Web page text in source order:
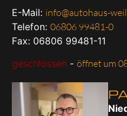
E-Mail: info@autohaus-
Telefon: 06806 99481-0
Fax: 06806 99481-11
geschlossen - öffnet um